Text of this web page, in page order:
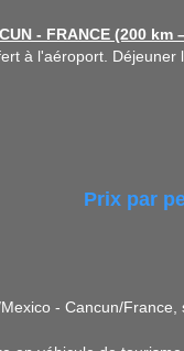
- FRANCE (200 km
à l'aéroport.
Prix par
- Cancun/